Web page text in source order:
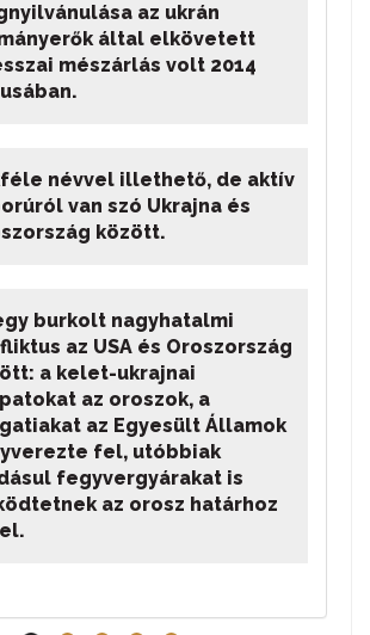
az ukrán
által elkövetett
mészárlás volt 2014
névvel illethető, de aktív
van szó Ukrajna és
között.
burkolt nagyhatalmi
az USA és Oroszország
a kelet-ukrajnai
az oroszok, a
az Egyesült Államok
fel, utóbbiak
fegyvergyárakat is
az orosz határhoz